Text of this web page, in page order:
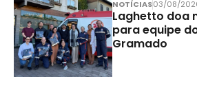
NOTÍCIAS03/08/
Laghetto doa
para equipe
Gramado